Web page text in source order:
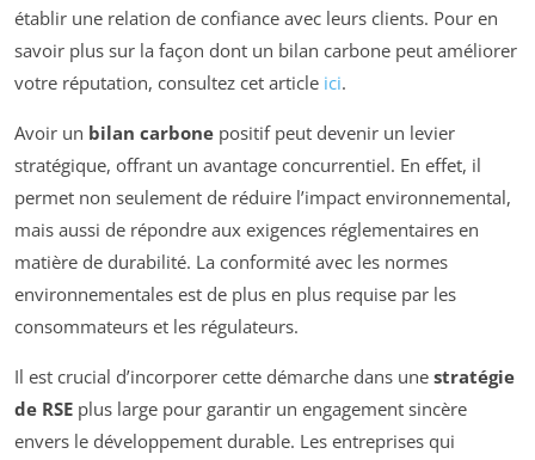
établir une relation de confiance avec leurs clients. Pour en
savoir plus sur la façon dont un bilan carbone peut améliorer
votre réputation, consultez cet article ici.
Avoir un bilan carbone positif peut devenir un levier
stratégique, offrant un avantage concurrentiel. En effet, il
permet non seulement de réduire l’impact environnemental,
mais aussi de répondre aux exigences réglementaires en
matière de durabilité. La conformité avec les normes
environnementales est de plus en plus requise par les
consommateurs et les régulateurs.
Il est crucial d’incorporer cette démarche dans une stratégie
de RSE plus large pour garantir un engagement sincère
envers le développement durable. Les entreprises qui